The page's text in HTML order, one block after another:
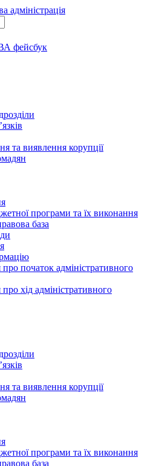
та виявлення корупції
програми та їх виконання
база
початок адміністративного
хід адміністративного
та виявлення корупції
програми та їх виконання
база